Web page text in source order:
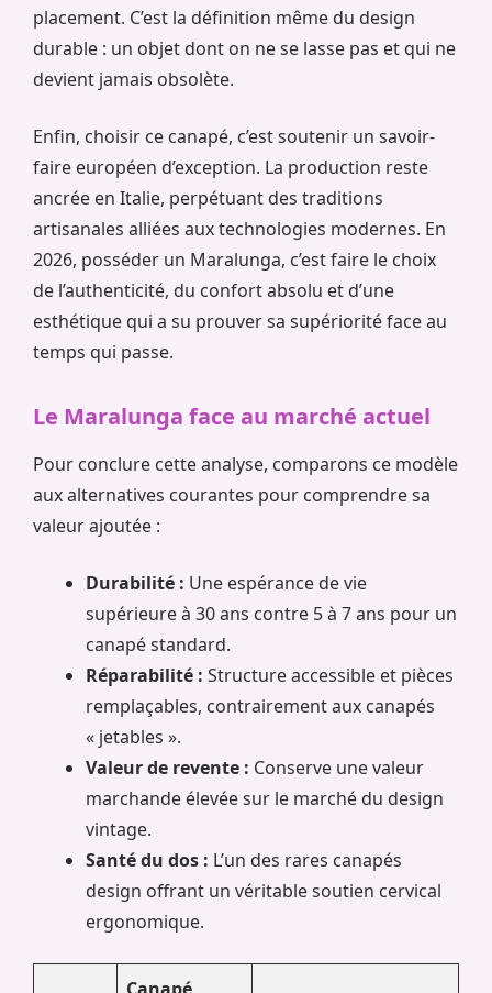
placement. C’est la définition même du design
durable : un objet dont on ne se lasse pas et qui ne
devient jamais obsolète.
Enfin, choisir ce canapé, c’est soutenir un savoir-
faire européen d’exception. La production reste
ancrée en Italie, perpétuant des traditions
artisanales alliées aux technologies modernes. En
2026, posséder un Maralunga, c’est faire le choix
de l’authenticité, du confort absolu et d’une
esthétique qui a su prouver sa supériorité face au
temps qui passe.
Le Maralunga face au marché actuel
Pour conclure cette analyse, comparons ce modèle
aux alternatives courantes pour comprendre sa
valeur ajoutée :
Durabilité : Une espérance de vie
supérieure à 30 ans contre 5 à 7 ans pour un
canapé standard.
Réparabilité : Structure accessible et pièces
remplaçables, contrairement aux canapés
« jetables ».
Valeur de revente : Conserve une valeur
marchande élevée sur le marché du design
vintage.
Santé du dos : L’un des rares canapés
design offrant un véritable soutien cervical
ergonomique.